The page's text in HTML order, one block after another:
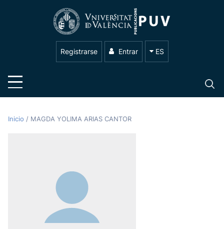
Registrarse Entrar ES
Inicio / MAGDA YOLIMA ARIAS CANTOR